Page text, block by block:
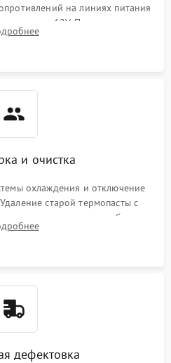
на линиях питания
разъемах 12V. Проверка на
дросселей питания GPU и
и очистка
охлаждения и отключение
старой термопасты с
и термопрокладок с банок
платы от пыли и окислов.
дефектовка